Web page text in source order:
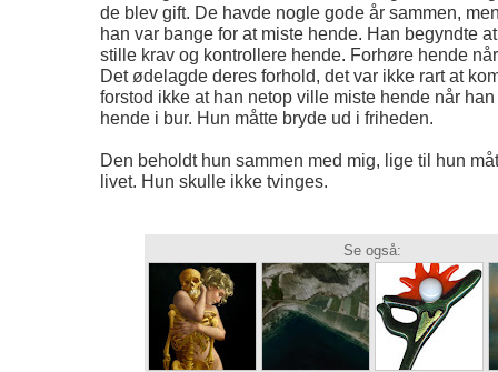
de blev gift. De havde nogle gode år sammen,
han var bange for at miste hende. Han begyndte at
stille krav og kontrollere hende. Forhøre hende
Det ødelagde deres forhold, det var ikke rart at
forstod ikke at han netop ville miste hende når
hende i bur. Hun måtte bryde ud i friheden.
Den beholdt hun sammen med mig, lige til hun
livet. Hun skulle ikke tvinges.
Se også: